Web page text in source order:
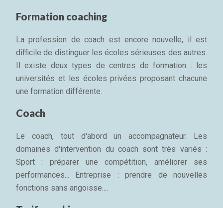
Formation coaching
La profession de coach est encore nouvelle, il est
difficile de distinguer les écoles sérieuses des autres.
Il existe deux types de centres de formation : les
universités et les écoles privées proposant chacune
une formation différente.
Coach
Le coach, tout d'abord un accompagnateur. Les
domaines d'intervention du coach sont très variés :
Sport : préparer une compétition, améliorer ses
performances... Entreprise : prendre de nouvelles
fonctions sans angoisse....